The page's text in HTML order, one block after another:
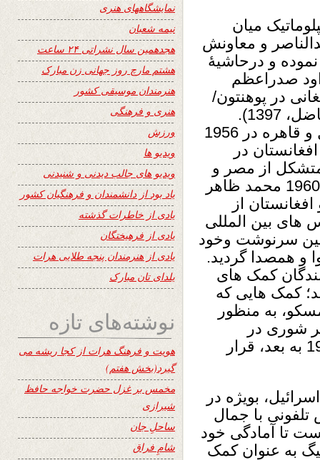
میان
و معاونش
کابل بازدید نموده و درحاشیۀ
صدراعظم
در پوهنتون/
دانشگاه کابل نیز بازدید به عمل آوردند ( فاضل، 1397).
درهمین حال، معاهدات فرهنگی میان کابل و قاهره در 1956
در
متشکل از مصر و
سوریه در آنزمان بود، دیدن کرد. در اکتوبر 1960 محمد ظاهر
از
بین المللی
سرنوشت وخود
و همصدا گردید.
کمک های
کمک هایی که
به منظور
شوری در
دسترس کشورهای جهان سوم از سال 1956 به بعد، قرار
بویژه در
تلفونی با جمال
تا آمادگی خود
به عنوان کمک
نمایشگاههای هنری
نیمه شعبان
هجدهمین سال نشراتی ۲۴ ساعت
هشتم مارچ روز جهانی زن مبارک
هنرمندان موسیقی کشور
هنری و فرهنگی
ورزش
ویدیو ها
ویدیو های جالب دیدنی و شنیدنی
یاد بود از دانشمندان و فرهنگیان کشور
یادی از خاطرات گذشته
یادی از فرهیختگان
یادی از هنرمندان پنجه طلایی هرات
یلدای تان مبارک
نوشته‌های تازه
هویت و فرهنگ هرات از کجا ریشه می
گیرد(بخش هفتم)
مخمس بر غزل حضرت خواجه حافظ
شیرازی
ساحلِ جان
شامِ فراق